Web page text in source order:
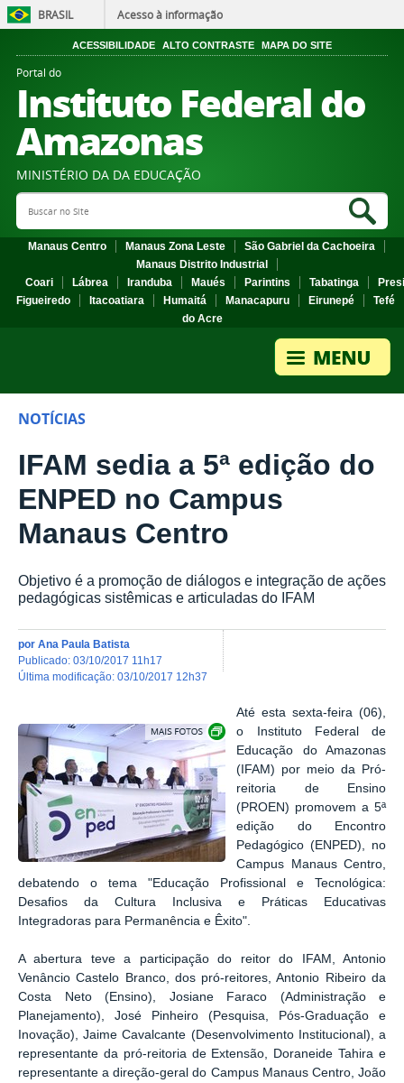
BRASIL Acesso à informação
ACESSIBILIDADE ALTO CONTRASTE MAPA DO SITE
Portal do
Instituto Federal do
Amazonas
MINISTÉRIO DA DA EDUCAÇÃO
Search Site
Manaus Centro Manaus Zona Leste
São Gabriel da Cachoeira
Manaus Distrito Industrial
Coari
Lábrea Iranduba Maués Parintins Tabatinga
Figueiredo
Itacoatiara Humaitá Manacapuru Eirunepé
Tefé
do Acre
NOTÍCIAS
IFAM sedia a 5ª edição do
ENPED no Campus
Manaus Centro
Objetivo é a promoção de diálogos e integração de ações
pedagógicas sistêmicas e articuladas do IFAM
por Ana Paula Batista
publicado: 03/10/2017 11h17
última modificação: 03/10/2017 12h37
Show image carousel
Até esta sexta-feira (06),
o Instituto Federal de
Educação do Amazonas
(IFAM) por meio da Pró-
reitoria de Ensino
(PROEN) promovem a 5ª
edição do Encontro
Pedagógico (ENPED), no
Campus Manaus Centro,
debatendo o tema "Educação Profissional e Tecnológica:
Desafios da Cultura Inclusiva e Práticas Educativas
Integradoras para Permanência e Êxito".
A abertura teve a participação do reitor do IFAM, Antonio
Venâncio Castelo Branco, dos pró-reitores, Antonio Ribeiro da
Costa Neto (Ensino), Josiane Faraco (Administração e
Planejamento), José Pinheiro (Pesquisa, Pós-Graduação e
Inovação), Jaime Cavalcante (Desenvolvimento Institucional) , a
representante da pró-reitoria de Extensão, Doraneide Tahira e
representante a direção-geral do Campus Manaus Centro, João